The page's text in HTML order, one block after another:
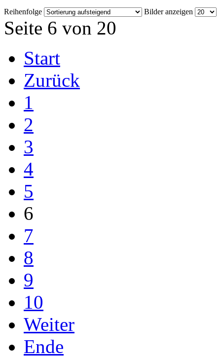
Reihenfolge Bilder anzeigen
Seite 6 von 20
Start
Zurück
1
2
3
4
5
6
7
8
9
10
Weiter
Ende